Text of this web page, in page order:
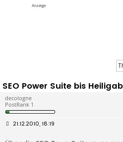
Anzeige
SEO Power Suite bis
decologne
PostRank 1
B21.12.2010, 18:19